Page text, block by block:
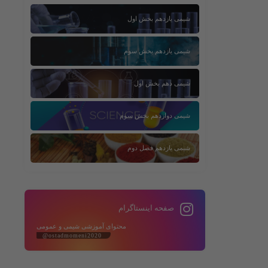
شیمی یازدهم بخش اول
شیمی یازدهم بخش سوم
شیمی دهم بخش اول
شیمی دوازدهم بخش سوم
شیمی یازدهم فصل دوم
صفحه اینستاگرام
محتوای آموزشی شیمی و عمومی
@ostadmomeni2020